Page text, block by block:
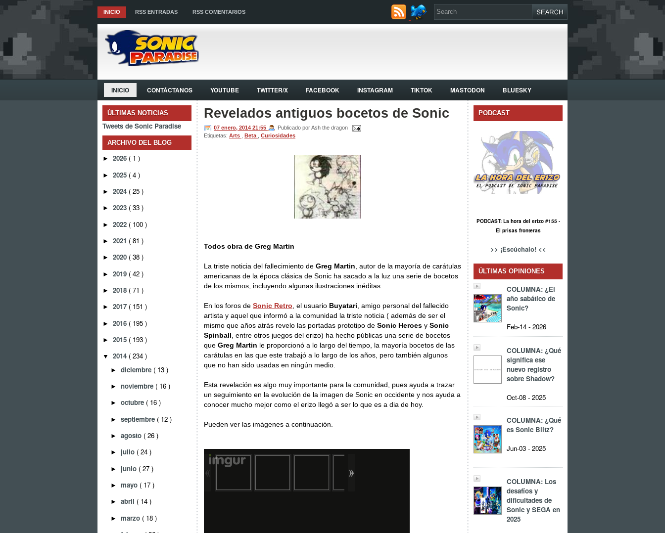
INICIO RSS ENTRADAS RSS COMENTARIOS
INICIO CONTÁCTANOS YOUTUBE TWITTER/X FACEBOOK INSTAGRAM TIKTOK MASTODON BLUESKY
ÚLTIMAS NOTICIAS
Tweets de Sonic Paradise
ARCHIVO DEL BLOG
► 2026 ( 1 )
► 2025 ( 4 )
► 2024 ( 25 )
► 2023 ( 33 )
► 2022 ( 100 )
► 2021 ( 81 )
► 2020 ( 38 )
► 2019 ( 42 )
► 2018 ( 71 )
► 2017 ( 151 )
► 2016 ( 195 )
► 2015 ( 193 )
▼ 2014 ( 234 )
► diciembre ( 13 )
► noviembre ( 16 )
► octubre ( 16 )
► septiembre ( 12 )
► agosto ( 26 )
► julio ( 24 )
► junio ( 27 )
► mayo ( 17 )
► abril ( 14 )
► marzo ( 18 )
Revelados antiguos bocetos de Sonic
07 enero, 2014 21:55
Publicado por Ash the dragon
Etiquetas: Arts Beta Curiosidades
Todos obra de Greg Martin
La triste noticia del fallecimiento de Greg Martin , autor de la mayoría de carátulas
americanas de la época clásica de Sonic ha sacado a la luz una serie de bocetos
de los mismos, incluyendo algunas ilustraciones inéditas.
En los foros de Sonic Retro , el usuario Buyatari , amigo personal del fallecido
artista y aquel que informó a la comunidad la triste noticia ( además de ser el
mismo que años atrás revelo las portadas prototipo de Sonic Heroes y Sonic
Spinball , entre otros juegos del erizo) ha hecho públicas una serie de bocetos
que Greg Martin le proporcionó a lo largo del tiempo, la mayoría bocetos de las
carátulas en las que este trabajó a lo largo de los años, pero también algunos
que no han sido usadas en ningún medio.
Esta revelación es algo muy importante para la comunidad, pues ayuda a trazar
un seguimiento en la evolución de la imagen de Sonic en occidente y nos ayuda a
conocer mucho mejor como el erizo llegó a ser lo que es a dia de hoy.
Pueden ver las imágenes a continuación.
PODCAST
PODCAST: La hora del erizo #155 -
El prisas fronteras
>> ¡Escúchalo! <<
ÚLTIMAS OPINIONES
COLUMNA: ¿El
año sabático de
Sonic?
Feb-14 - 2026
COLUMNA: ¿Qué
significa ese
nuevo registro
sobre Shadow?
Oct-08 - 2025
COLUMNA: ¿Qué
es Sonic Blitz?
Jun-03 - 2025
COLUMNA: Los
desafíos y
dificultades de
Sonic y SEGA en
2025